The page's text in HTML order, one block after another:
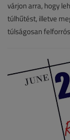
várjon arra, hogy
túlhűtést, illetve
túlságosan